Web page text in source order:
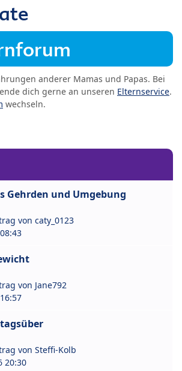
anderer Mamas und Papas. Bei
dich gerne an unseren Elternservice.
wechseln.
Gehrden und Umgebung
von caty_0123
von Jane792
von Steffi-Kolb
20:30